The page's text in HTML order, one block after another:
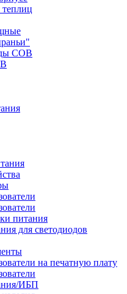
COB
питания
для светодиодов
на печатную плату
ИБП